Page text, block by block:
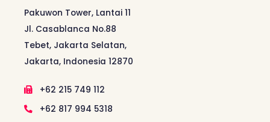
Pakuwon Tower, Lantai 11
Jl. Casablanca No.88
Tebet, Jakarta Selatan,
Jakarta, Indonesia 12870
+62 215 749 112
+62 817 994 5318